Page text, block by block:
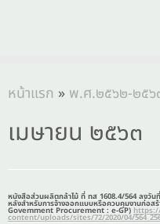
หน้าแรก » พ.ศ.๒๕๖๒-๒๕๖
เมษายน ๒๕๖๓
หนังสือส่วนผลิตกล้าไม้ ที่ ทส 1608.4/564 ลงวัน
หลังสำหรับการจ้างออกแบบหรือควบคุมงานก่อส
Govemment Procurement : e-GP)
content/uploads/sites/72/2020/04/